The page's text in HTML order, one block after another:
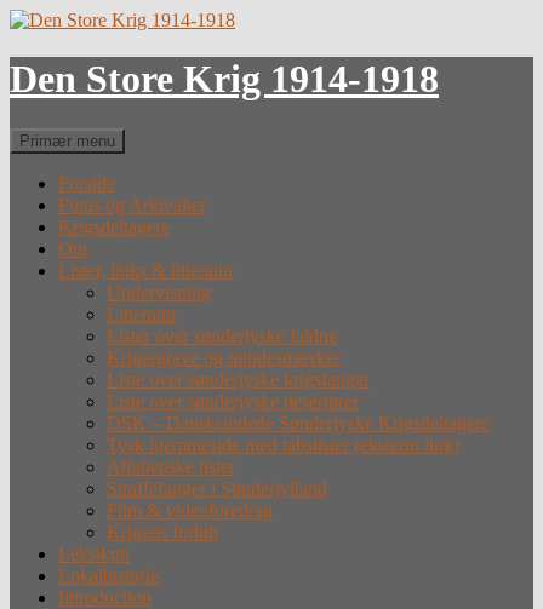
Hop
indhold
Den Store Krig 1914-1918
Søg
Primær menu
Forside
Fotos og Arkivalier
Krigsdeltagere
Om
Lister, links & litteratur
Undervisning
Litteratur
Lister over sønderjyske faldne
Krigergrave og mindesmærker
Liste over sønderjyske krigsfanger
Liste over sønderjyske desertører
DSK – Dansksindede Sønderjyske Krigsdeltagere
Tysk hjemmeside med tabslister (eksternt link)
Alfabetiske lister
Straffefanger i Sønderjylland
Film & videoforedrag
Krigens forløb
Leksikon
Lokalhistorie
Introduction